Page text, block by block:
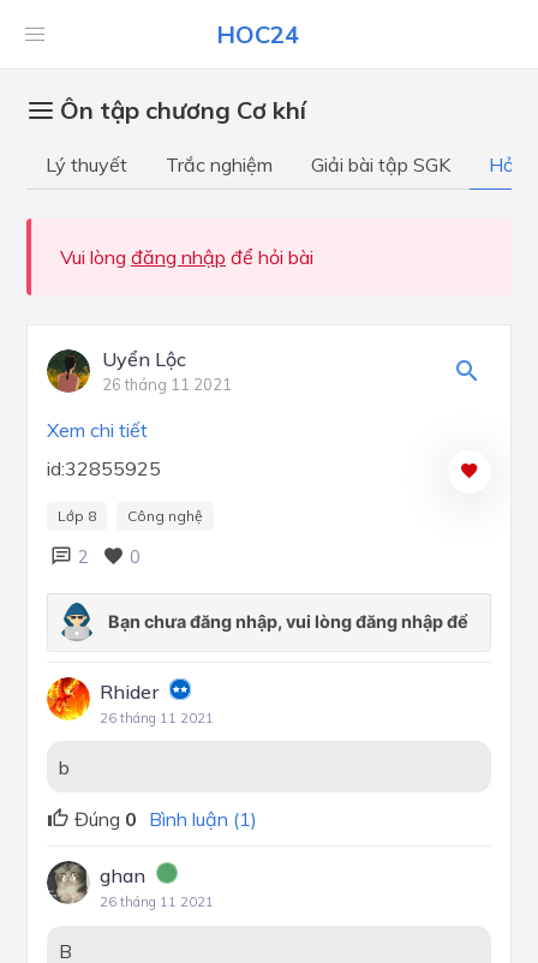
HOC24
Ôn tập chương Cơ khí
Lý thuyết Trắc nghiệm Giải bài tập SGK Hỏi
Vui lòng đăng nhập để hỏi bài
Uyển Lộc
26 tháng 11 2021
Xem chi tiết
id:32855925
Lớp 8 Công nghệ
2 0
Rhider
26 tháng 11 2021
b
Đúng 0 Bình luận (1)
ghan
26 tháng 11 2021
B